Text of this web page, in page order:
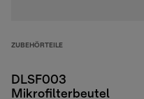
ZUBEHÖRTEILE
DLSF003
Mikrofilterbeutel